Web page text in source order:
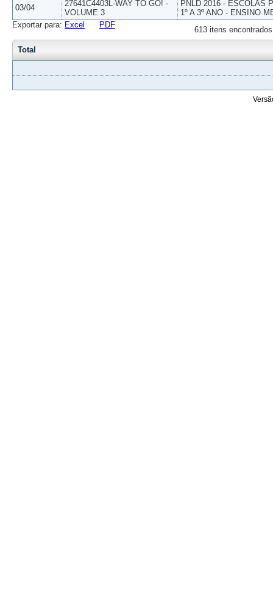
03/04
27641C4403L-WAY TO GO! -
VOLUME 3
PNLD 2016 - ESCOLAS
1º A 3º ANO - ENSINO
613 itens
Exportar para: Excel PDF
Total